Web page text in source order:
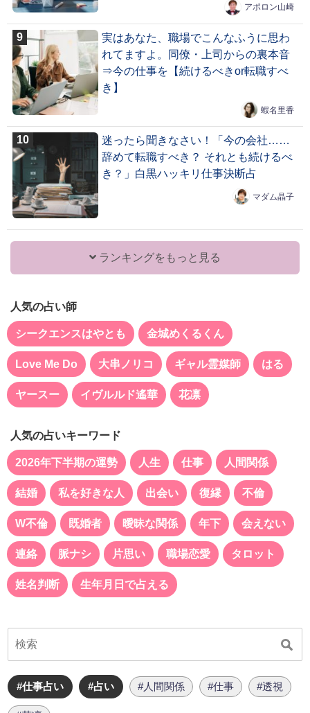
アポロン山崎
実はあなた、職場でこんなふうに思わ
れてますよ。同僚・上司からの裏本音
⇒今の仕事を【続けるべきor転職すべ
き】
蝦名里香
迷ったら聞きなさい！「今の会社……
辞めて転職すべき？ それとも続けるべ
き？」白黒ハッキリ仕事決断占
マダム晶子
ランキングをもっと見る
人気の占い師
シークエンスはやとも 金城めくるくん
Love Me Do 大串ノリコ ギャル霊媒師 はる
ヤースー イヴルルド遙華 花凛
人気の占いキーワード
2026年下半期の運勢 人生 仕事 人間関係
結婚 私を好きな人 出会い 復縁 不倫
W不倫 既婚者 曖昧な関係 年下 会えない
連絡 脈ナシ 片思い 職場恋愛 タロット
姓名判断 生年月日で占える
#仕事占い #占い #人間関係 #仕事 #透視